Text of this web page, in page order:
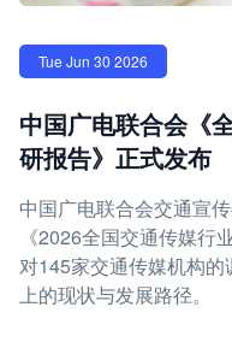
Tue Jun 30 2026
中国广电联合会《
研报告》正式发布
中国广电联合会交通宣
《2026全国交通传媒行
对145家交通传媒机构
上的现状与发展路径。